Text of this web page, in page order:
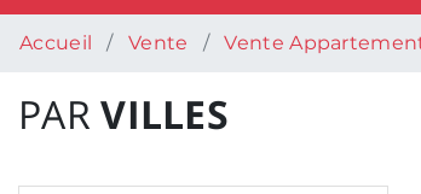
Accueil Vente Vente
PARVILLES